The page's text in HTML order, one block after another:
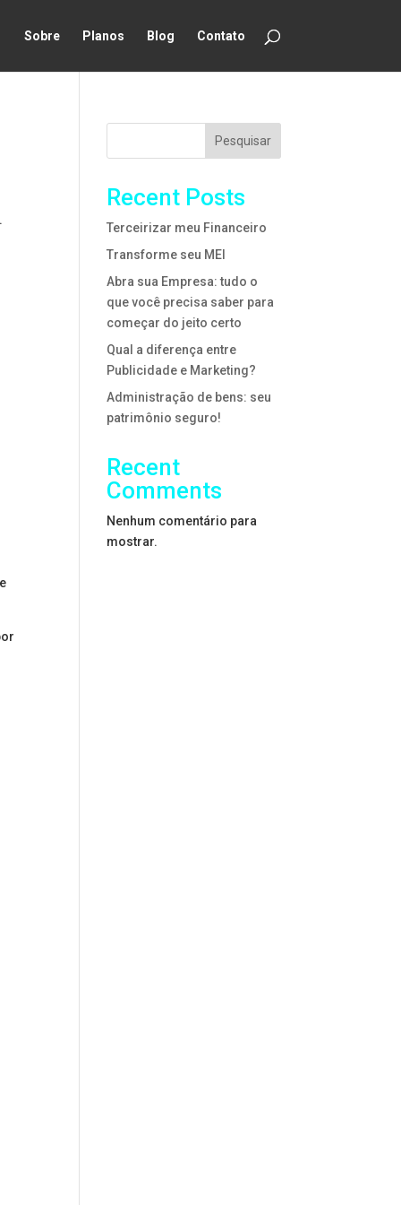
Sobre Planos Blog Contato
Pesquisar
Recent Posts
Terceirizar meu Financeiro
Transforme seu MEI
Abra sua Empresa: tudo o
que você precisa saber para
começar do jeito certo
Qual a diferença entre
Publicidade e Marketing?
Administração de bens: seu
patrimônio seguro!
Recent
Comments
Nenhum comentário para
mostrar.